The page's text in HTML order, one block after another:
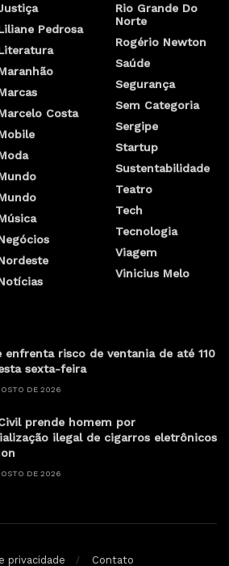
Pedrosa
Costa
Rio Grande Do
Norte
Rogério Newton
Saúde
Segurança
Sem Categoria
Sergipe
Startup
Sustentabilidade
Teatro
Tech
Tecnologia
Viagem
Vinicius Melo
enfrenta risco de ventania de até 110
sexta-feira
DE 2026
prende homem por
ilegal de cigarros eletrônicos
DE 2026
privacidade Contato